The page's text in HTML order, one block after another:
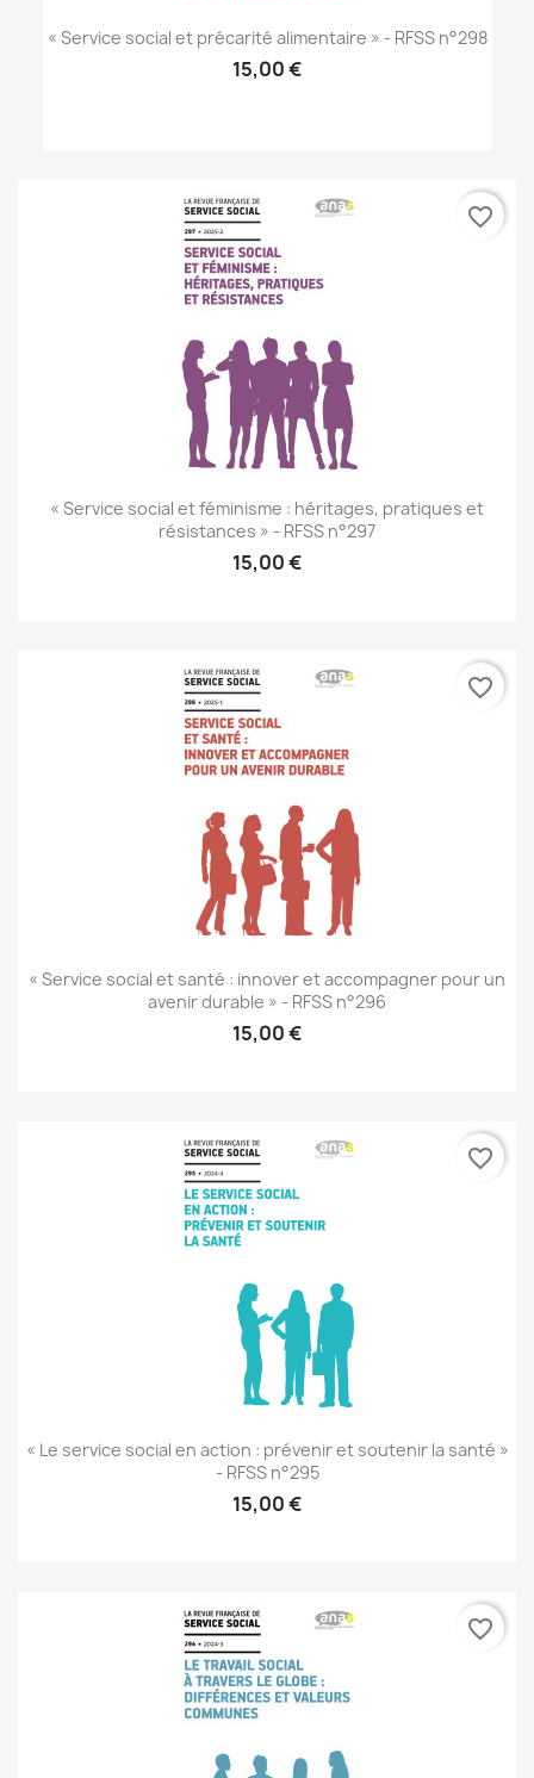
« Service social et précarité alimentaire » - RFSS n°298
15,00 €
« Service social et féminisme : héritages, pratiques et
résistances » - RFSS n°297
15,00 €
favorite_border
« Service social et santé : innover et accompagner pour un
avenir durable » - RFSS n°296
15,00 €
favorite_border
« Le service social en action : prévenir et soutenir la santé »
- RFSS n°295
15,00 €
favorite_border
favorite_border